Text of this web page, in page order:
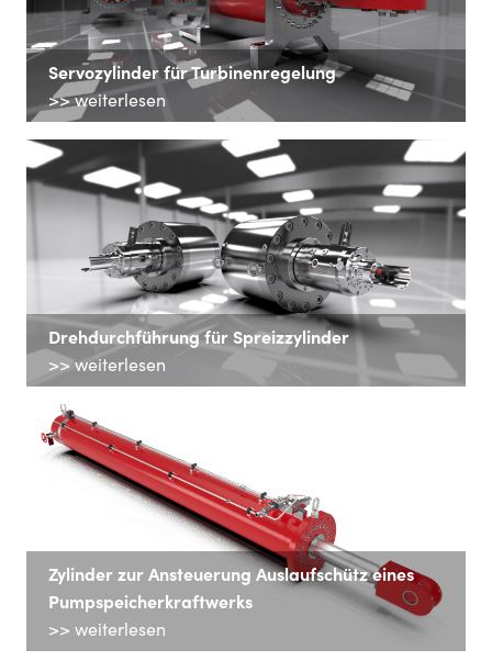
Servozylinder für Turbinenregelung
>> weiterlesen
Drehdurchführung für Spreizzylinder
>> weiterlesen
Zylinder zur Ansteuerung Auslaufschütz eines
Pumpspeicherkraftwerks
>> weiterlesen